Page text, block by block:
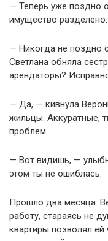
— Теперь уже поздно
имущество разделено.
— Никогда не поздно
Светлана обняла
арендаторы?
— Да, — кивнула
жильцы. Аккуратные,
проблем.
— Вот видишь, —
этом ты не ошиблась.
Прошло два месяца.
работу, стараясь не
квартиры позволял